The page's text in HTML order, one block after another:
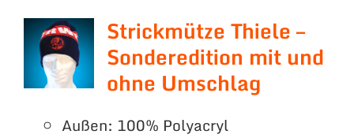
Strickmütze Thiele –
Sonderedition mit und
ohne Umschlag
Außen: 100% Polyacryl